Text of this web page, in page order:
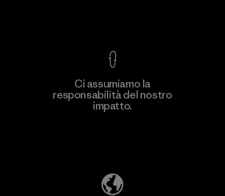
Scopri di più
Ci assumiamo la
responsabilità del nostro
impatto.